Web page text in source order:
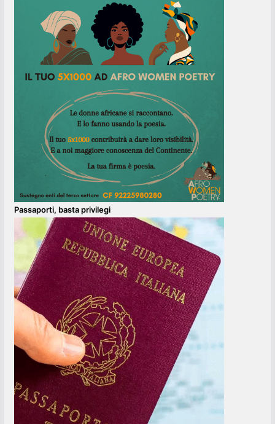
Passaporti, basta privilegi